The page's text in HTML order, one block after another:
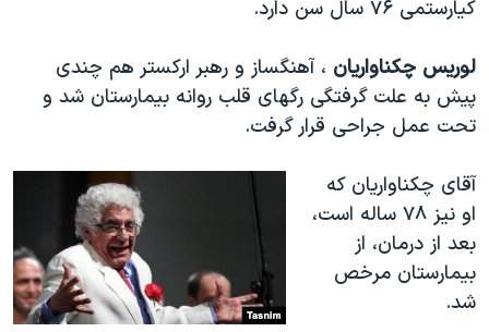
کیارستمی ۷۶ سال سن دارد.
لوریس چکناواریان ، آهنگساز و رهبر ارکستر هم چندی
پیش به علت گرفتگی رگهای قلب روانه بیمارستان شد و
تحت عمل جراحی قرار گرفت.
آقای چکناواریان که
او نیز ۷۸ ساله است،
بعد از درمان، از
بیمارستان مرخص
شد.